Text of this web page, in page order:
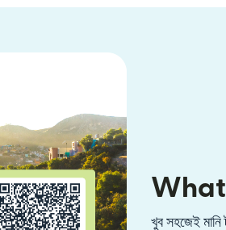
খুব সহজেই মানি